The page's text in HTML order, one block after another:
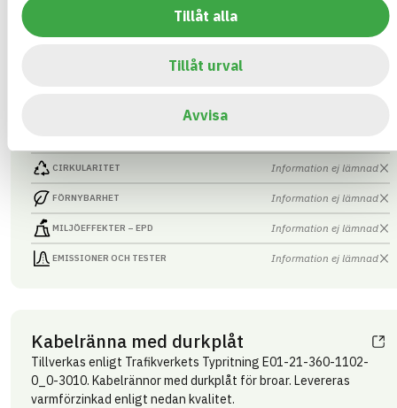
Tillåt alla
Tillåt urval
Avvisa
Plattfromar for kabelskåp 2*1200
ARTIKEL­NUMMER
AB
HÄLSO- OCH MILJÖ­FARLIGHET
CIRKULARITET Information ej lämnad
FÖRNYBARHET Information ej lämnad
MILJÖEFFEKTER – EPD Information ej lämnad
EMISSIONER OCH TESTER Information ej lämnad
Kabelränna med durkplåt
Tillverkas enligt Trafikverkets Typritning E01-21-360-1102-
0_0-3010. Kabelrännor med durkplåt för broar. Levereras
varmförzinkad enligt nedan kvalitet.